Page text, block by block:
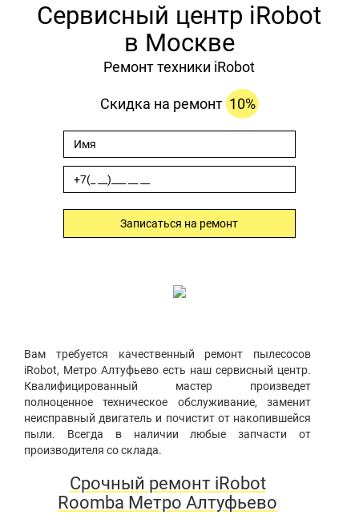
Сервисный центр iRobot
в Москве
Ремонт техники iRobot
Скидка на ремонт 10%
Записаться на ремонт
Вам требуется качественный ремонт пылесосов
iRobot, Метро Алтуфьево есть наш сервисный центр.
Квалифицированный мастер произведет
полноценное техническое обслуживание, заменит
неисправный двигатель и почистит от накопившейся
пыли. Всегда в наличии любые запчасти от
производителя со склада.
Срочный ремонт iRobot
Roomba Метро Алтуфьево